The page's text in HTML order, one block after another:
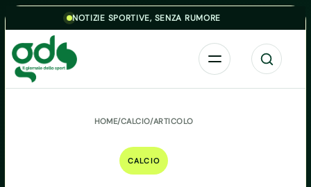
Skip to contentNOTIZIE SPORTIVE, SENZA RUMORE
Menu Cerca
HOME/CALCIO/ARTICOLO
CALCIO